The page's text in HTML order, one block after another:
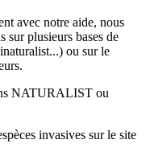
avec notre aide, nous
sur plusieurs bases de
ou sur le
NATURALIST ou
invasives sur le site